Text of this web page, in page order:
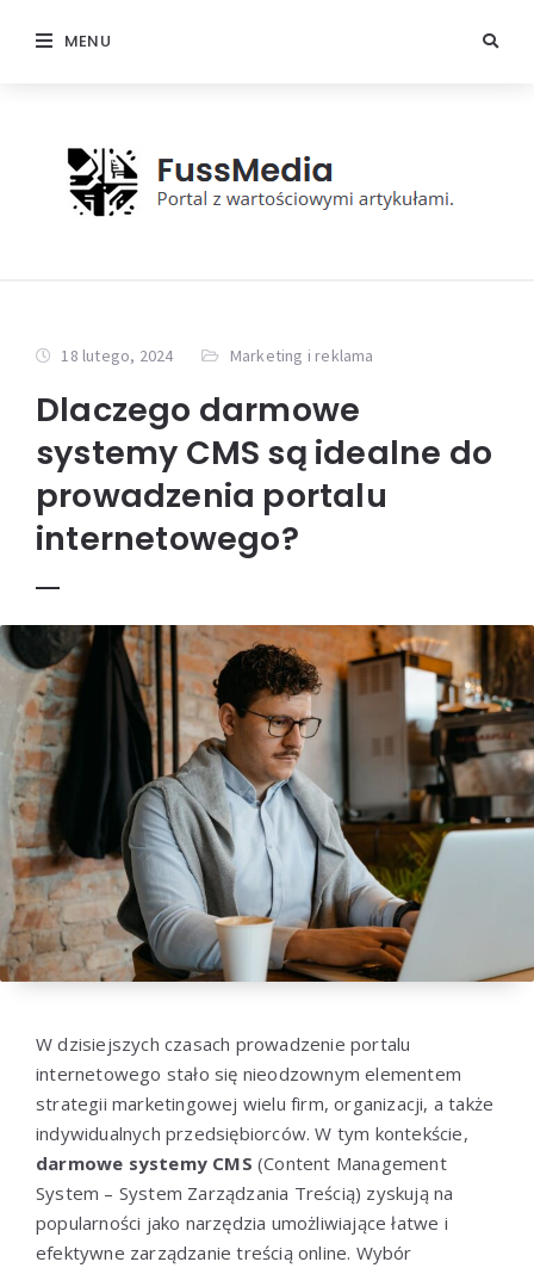
MENU
18 lutego, 2024 Marketing i reklama
Dlaczego darmowe
systemy CMS są idealne do
prowadzenia portalu
internetowego?
W dzisiejszych czasach prowadzenie portalu
internetowego stało się nieodzownym elementem
strategii marketingowej wielu firm, organizacji, a także
indywidualnych przedsiębiorców. W tym kontekście,
darmowe systemy CMS (Content Management
System – System Zarządzania Treścią) zyskują na
popularności jako narzędzia umożliwiające łatwe i
efektywne zarządzanie treścią online. Wybór